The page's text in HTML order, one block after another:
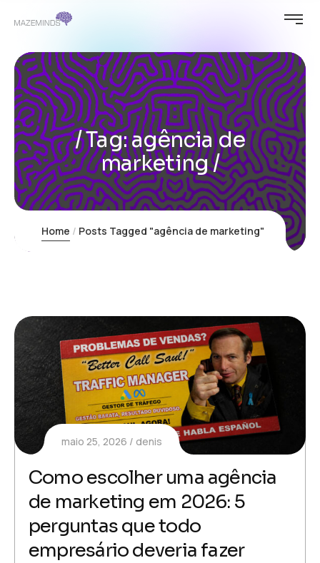
Tag:agência de
marketing
Home Posts Tagged "agência de marketing"
maio 25, 2026 denis
Como escolher uma agência
de marketing em 2026: 5
perguntas que todo
empresário deveria fazer